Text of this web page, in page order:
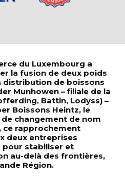
du Luxembourg a
la fusion de deux poids
distribution de boissons
Munhowen – filiale de la
Battin, Lodyss) –
Boissons Heintz, le
de changement de nom
ce rapprochement
deux entreprises
pour stabiliser et
au-delà des frontières,
Région.